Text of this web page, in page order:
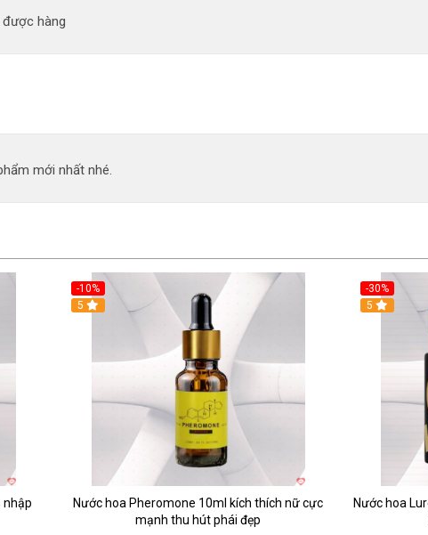
được hàng
mới nhất nhé.
nhập
-10%
5
Nước hoa Pheromone 10ml kích thích nữ cực
mạnh thu hút phái đẹp
-30%
5
Nước hoa